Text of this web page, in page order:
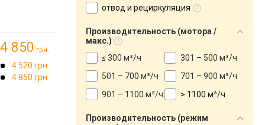
4 850 грн.
4 520 грн.
4 850 грн.
отвод и рециркуляция
Производительность (мотора /
макс.)
≤ 300 м³/ч
301 – 500 м³/ч
501 – 700 м³/ч
701 – 900 м³/ч
901 – 1100 м³/ч
> 1100 м³/ч
Производительность (режим